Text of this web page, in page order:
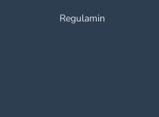
Regulamin